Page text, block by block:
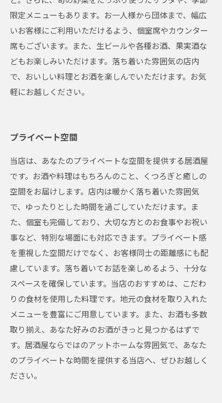
限定メニューもあります。お一人様から団体まで、幅広
いお客様にご利用いただけるよう、個室席やカウンター
席もございます。また、生ビールや各種お酒、果実酒な
どもお楽しみいただけます。落ち着いた雰囲気の店内
で、おいしい料理とお酒を楽しんでいただけます。お気
軽にお越しください。
プライベート空間
当店は、あなたのプライベートな空間を提供する居酒屋
です。お酒や料理はもちろんのこと、くつろぎと癒しの
空間をお届けします。店内は暖かく落ち着いた雰囲気
で、ゆったりとした時間を過ごしていただけます。ま
た、個室も完備しており、大切な方とのお食事やお祝い
事など、特別な場面にも対応できます。プライベート感
を重視した空間だけでなく、お客様同士の距離感にも配
慮しています。落ち着いてお話を楽しめるよう、十分な
スペースを確保しています。当店のおすすめは、こだわ
りの食材を使用した料理です。地元の食材を取り入れた
メニューを豊富にご用意しています。また、お酒も多数
取り揃え、あなた好みのお酒がきっと見つかるはずで
す。居酒屋ならではのアットホームな雰囲気で、あなた
のプライベートな時間を提供する当店へ、ぜひお越しく
ださい。